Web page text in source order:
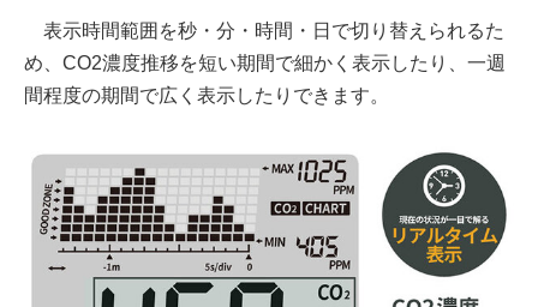
表示時間範囲を秒・分・時間・日で切り替えられるた
め、CO2濃度推移を短い期間で細かく表示したり、一週
間程度の期間で広く表示したりできます。